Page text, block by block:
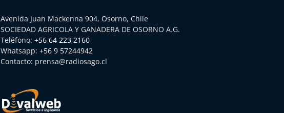
Avenida Juan Mackenna 904, Osorno, Chile
SOCIEDAD AGRICOLA Y GANADERA DE OSORNO A.G.
Teléfono: +56 64 223 2160
Whatsapp: +56 9 57244942
Contacto: prensa@radiosago.cl